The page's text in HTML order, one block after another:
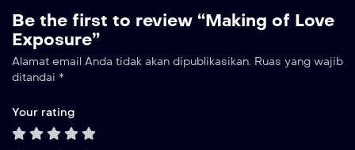
Be the first to review “Making of Love
Exposure”
Alamat email Anda tidak akan dipublikasikan. Ruas yang wajib
ditandai *
Your rating